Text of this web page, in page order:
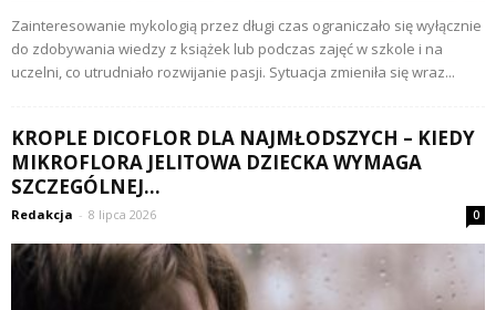
Zainteresowanie mykologią przez długi czas ograniczało się wyłącznie
do zdobywania wiedzy z książek lub podczas zajęć w szkole i na
uczelni, co utrudniało rozwijanie pasji. Sytuacja zmieniła się wraz...
KROPLE DICOFLOR DLA NAJMŁODSZYCH – KIEDY
MIKROFLORA JELITOWA DZIECKA WYMAGA
SZCZEGÓLNEJ...
Redakcja - 8 lipca 2026 0